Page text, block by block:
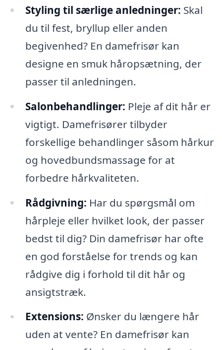
Styling til særlige anledninger: Skal
du til fest, bryllup eller anden
begivenhed? En damefrisør kan
designe en smuk håropsætning, der
passer til anledningen.
Salonbehandlinger: Pleje af dit hår er
vigtigt. Damefrisører tilbyder
forskellige behandlinger såsom hårkur
og hovedbundsmassage for at
forbedre hårkvaliteten.
Rådgivning: Har du spørgsmål om
hårpleje eller hvilket look, der passer
bedst til dig? Din damefrisør har ofte
en god forståelse for trends og kan
rådgive dig i forhold til dit hår og
ansigtstræk.
Extensions: Ønsker du længere hår
uden at vente? En damefrisør kan